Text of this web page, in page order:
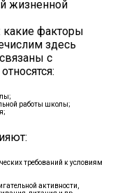
жизненной
какие факторы
здесь
с
работы школы;
требований к условиям
активности,